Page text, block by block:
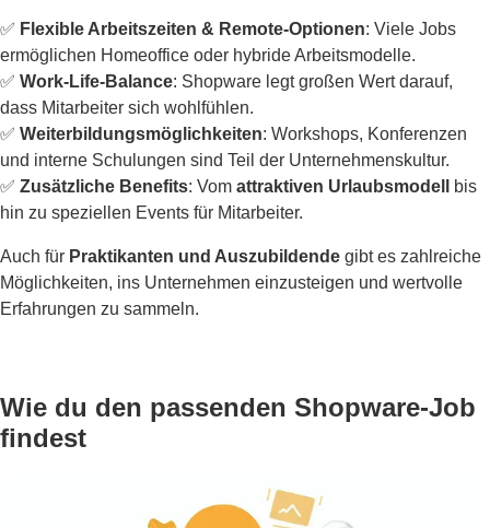
✅ Flexible Arbeitszeiten & Remote-Optionen: Viele Jobs
ermöglichen Homeoffice oder hybride Arbeitsmodelle.
✅ Work-Life-Balance: Shopware legt großen Wert darauf,
dass Mitarbeiter sich wohlfühlen.
✅ Weiterbildungsmöglichkeiten: Workshops, Konferenzen
und interne Schulungen sind Teil der Unternehmenskultur.
✅ Zusätzliche Benefits: Vom attraktiven Urlaubsmodell
bis
hin zu speziellen Events für Mitarbeiter.
Auch für Praktikanten und Auszubildende gibt es zahlreiche
Möglichkeiten, ins Unternehmen einzusteigen und wertvolle
Erfahrungen zu sammeln.
Wie du den passenden Shopware-Job
findest